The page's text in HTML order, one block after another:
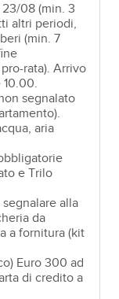
08 (min. 3
altri periodi,
(min. 7
rata). Arrivo
10.00.
segnalato
aria
e Trilo
alla
da
a fornitura (kit
Euro 300 ad
di credito a